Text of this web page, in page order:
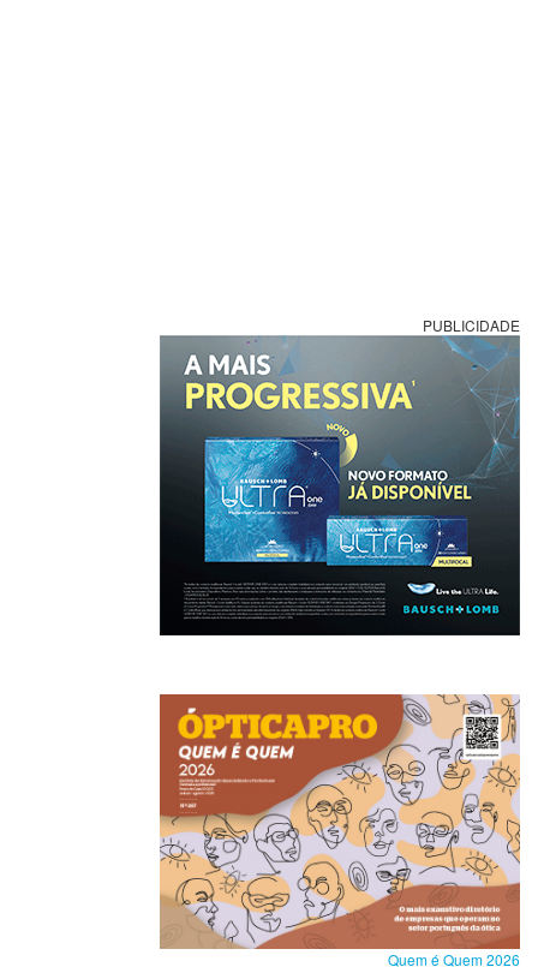
PUBLICIDADE
Quem é Quem 2026